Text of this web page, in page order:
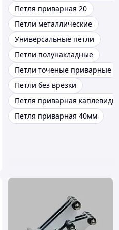
Петля приварная 20
Петли металлические
Универсальные петли
Петли полунакладные
Петли точеные приварные
Петли без врезки
Петля приварная
Петля приварная 40мм